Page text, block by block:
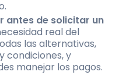
antes de solicitar un
real del
las alternativas,
condiciones, y
manejar los pagos.